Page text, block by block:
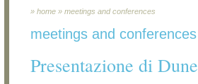
» home » meetings and conferences
meetings and conferences
Presentazione di Dune